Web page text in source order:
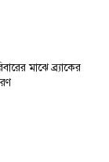
মাঝে ব্র্যাকের